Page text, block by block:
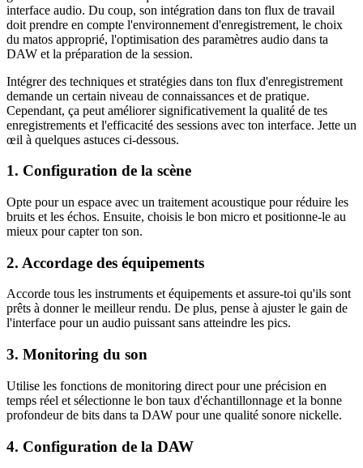
interface audio. Du coup, son intégration dans ton flux de travail
doit prendre en compte l'environnement d'enregistrement, le choix
du matos approprié, l'optimisation des paramètres audio dans ta
DAW et la préparation de la session.
Intégrer des techniques et stratégies dans ton flux d'enregistrement
demande un certain niveau de connaissances et de pratique.
Cependant, ça peut améliorer significativement la qualité de tes
enregistrements et l'efficacité des sessions avec ton interface. Jette un
œil à quelques astuces ci-dessous.
1. Configuration de la scène
Opte pour un espace avec un traitement acoustique pour réduire les
bruits et les échos. Ensuite, choisis le bon micro et positionne-le au
mieux pour capter ton son.
2. Accordage des équipements
Accorde tous les instruments et équipements et assure-toi qu'ils sont
prêts à donner le meilleur rendu. De plus, pense à ajuster le gain de
l'interface pour un audio puissant sans atteindre les pics.
3. Monitoring du son
Utilise les fonctions de monitoring direct pour une précision en
temps réel et sélectionne le bon taux d'échantillonnage et la bonne
profondeur de bits dans ta DAW pour une qualité sonore nickelle.
4. Configuration de la DAW